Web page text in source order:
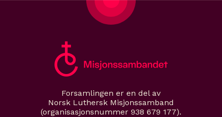
Forsamlingen er en del av
Norsk Luthersk Misjonssamband
(organisasjonsnummer 938 679 177).